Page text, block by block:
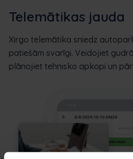
Telemātikas jauda
Xirgo telemātika sniedz
patiešām svarīgi. Veidojiet
plānojiet tehnisko apkopi un